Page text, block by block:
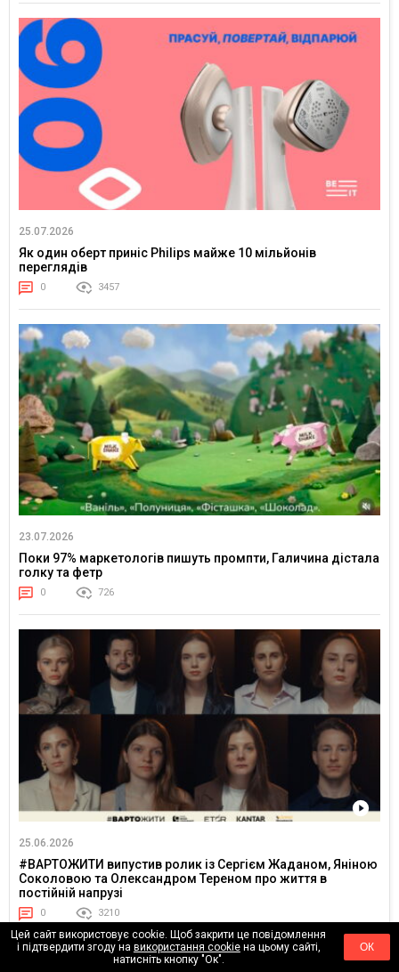
25.07.2026
Як один оберт приніс Philips майже 10 мільйонів
переглядів
0 3457
23.07.2026
Поки 97% маркетологів пишуть промпти, Галичина дістала
голку та фетр
0 726
25.06.2026
#ВАРТОЖИТИ випустив ролик із Сергієм Жаданом, Яніною
Соколовою та Олександром Тереном про життя в
постійній напрузі
0 3210
Цей сайт використовує cookie. Щоб закрити це повідомлення
і підтвердити згоду на використання cookieна цьому сайті,
натисніть кнопку "Ок".
ОК